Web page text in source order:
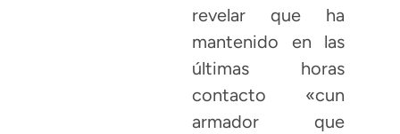
revelar que ha
mantenido en las
últimas horas
contacto «cun
armador que